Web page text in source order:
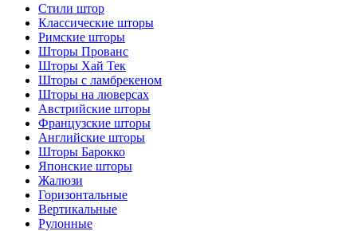
Стили штор
Классические шторы
Римские шторы
Шторы Прованс
Шторы Хай Тек
Шторы с ламбрекеном
Шторы на люверсах
Австрийские шторы
Французские шторы
Английские шторы
Шторы Барокко
Японские шторы
Жалюзи
Горизонтальные
Вертикальные
Рулонные